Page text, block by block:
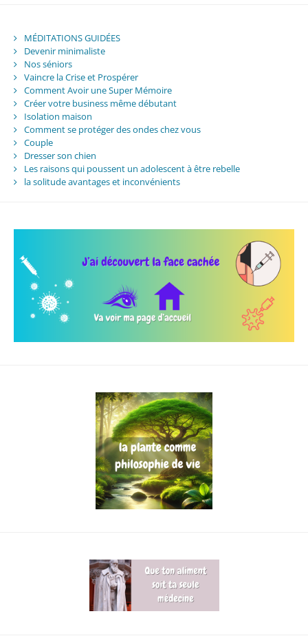
MÉDITATIONS GUIDÉES
Devenir minimaliste
Nos séniors
Vaincre la Crise et Prospérer
Comment Avoir une Super Mémoire
Créer votre business même débutant
Isolation maison
Comment se protéger des ondes chez vous
Couple
Dresser son chien
Les raisons qui poussent un adolescent à être rebelle
la solitude avantages et inconvénients